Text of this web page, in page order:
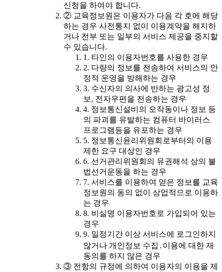
신청을 하여야 합니다.
② 교육정보원은 이용자가 다음 각 호에 해당
하는 경우 사전통지 없이 이용계약을 해지하
거나 전부 또는 일부의 서비스 제공을 중지할
수 있습니다.
1. 타인의 이용자번호를 사용한 경우
2. 다량의 정보를 전송하여 서비스의 안
정적 운영을 방해하는 경우
3. 수신자의 의사에 반하는 광고성 정
보, 전자우편을 전송하는 경우
4. 정보통신설비의 오작동이나 정보 등
의 파괴를 유발하는 컴퓨터 바이러스
프로그램등을 유포하는 경우
5. 정보통신윤리위원회로부터의 이용
제한 요구 대상인 경우
6. 선거관리위원회의 유권해석 상의 불
법선거운동을 하는 경우
7. 서비스를 이용하여 얻은 정보를 교육
정보원의 동의 없이 상업적으로 이용하
는 경우
8. 비실명 이용자번호로 가입되어 있는
경우
9. 일정기간 이상 서비스에 로그인하지
않거나 개인정보 수집․이용에 대한 재
동의를 하지 않은 경우
③ 전항의 규정에 의하여 이용자의 이용을 제